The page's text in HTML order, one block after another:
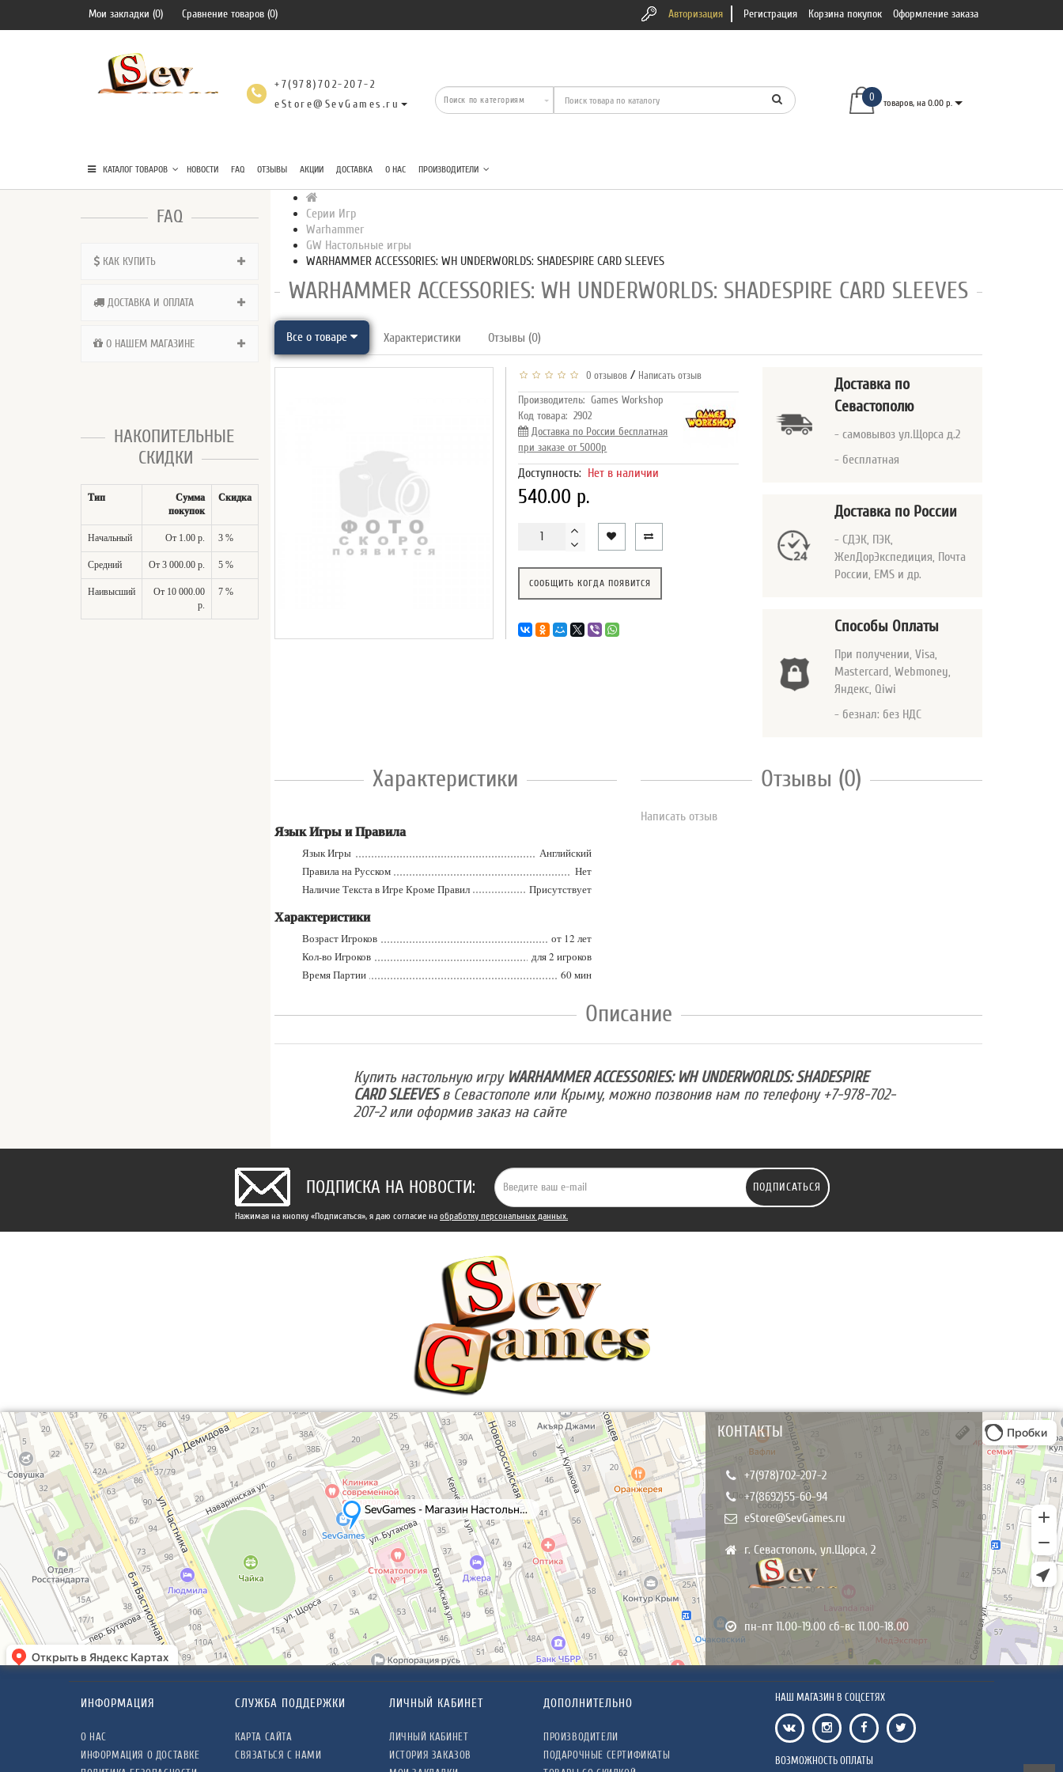
Мои закладки (0) Сравнение товаров (0) Авторизация Регистрация Корзина покупок Оформление заказа
+7(978)702-207-2
eStore@SevGames.ru
0 товаров, на 0.00 р.
КАТАЛОГ ТОВАРОВ НОВОСТИ FAQ ОТЗЫВЫ АКЦИИ ДОСТАВКА О НАС ПРОИЗВОДИТЕЛИ
FAQ
КАК КУПИТЬ
ДОСТАВКА И ОПЛАТА
О НАШЕМ МАГАЗИНЕ
НАКОПИТЕЛЬНЫЕ
СКИДКИ
Тип
Сумма
покупок
Скидка
Начальный От 1.00 р. 3 %
Средний От 3 000.00 р. 5 %
Наивысший
От 10 000.00
р.
7 %
Серии Игр
Warhammer
GW Настольные игры
WARHAMMER ACCESSORIES: WH UNDERWORLDS: SHADESPIRE CARD SLEEVES
WARHAMMER ACCESSORIES: WH UNDERWORLDS: SHADESPIRE CARD SLEEVES
Все о товаре Характеристики Отзывы (0)
0 отзывов / Написать отзыв
Производитель: Games Workshop
Код товара: 2902
Доставка по России бесплатная
при заказе от 5000р
Доступность: Нет в наличии
540.00 р.
СООБЩИТЬ КОГДА ПОЯВИТСЯ
Доставка по
Севастополю
- самовывоз ул.Щорса д.2
- бесплатная
Доставка по России
- СДЭК, ПЭК,
ЖелДорЭкспедиция, Почта
России, EMS и др.
Способы Оплаты
При получении, Visa,
Mastercard, Webmoney,
Яндекс, Qiwi
- безнал: без НДС
Характеристики
Язык Игры и Правила
Язык Игры
Английский
Правила на Русском
Нет
Наличие Текста в Игре Кроме Правил
Присутствует
Характеристики
Возраст Игроков
от 12 лет
Кол-во Игроков
для 2 игроков
Время Партии
60 мин
Отзывы (0)
Написать отзыв
Описание
Купить настольную игру WARHAMMER ACCESSORIES: WH UNDERWORLDS: SHADESPIRE
CARD SLEEVESв Севастополе или Крыму, можно позвонив нам по телефону +7-978-702-
207-2 или оформив заказ на сайте
ПОДПИСКА НА НОВОСТИ: ПОДПИСАТЬСЯ
Нажимая на кнопку «Подписаться», я даю cогласие на обработку персональных данных.
КОНТАКТЫ
+7(978)702-207-2
+7(8692)55-60-94
eStore@SevGames.ru
г. Севастополь, ул.Щорса, 2
пн-пт 11.00-19.00 сб-вс 11.00-18.00
ИНФОРМАЦИЯ
О НАС
ИНФОРМАЦИЯ О ДОСТАВКЕ
СЛУЖБА ПОДДЕРЖКИ
КАРТА САЙТА
СВЯЗАТЬСЯ С НАМИ
ЛИЧНЫЙ КАБИНЕТ
ЛИЧНЫЙ КАБИНЕТ
ИСТОРИЯ ЗАКАЗОВ
ДОПОЛНИТЕЛЬНО
ПРОИЗВОДИТЕЛИ
ПОДАРОЧНЫЕ СЕРТИФИКАТЫ
НАШ МАГАЗИН В СОЦСЕТЯХ
ВОЗМОЖНОСТЬ ОПЛАТЫ